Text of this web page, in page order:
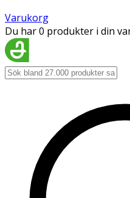
Varukorg
Du har 0 produkter i din